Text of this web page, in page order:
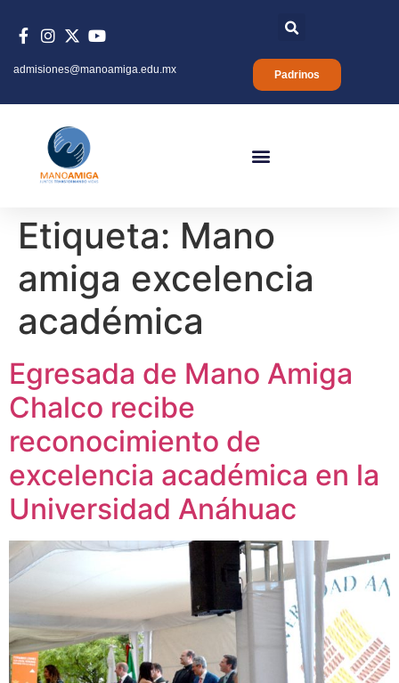
Padrinos
admisiones@manoamiga.edu.mx
Etiqueta: Mano
amiga excelencia
académica
Egresada de Mano Amiga
Chalco recibe
reconocimiento de
excelencia académica en la
Universidad Anáhuac